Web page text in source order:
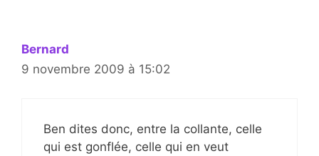
Bernard
9 novembre 2009 à 15:02
Ben dites donc, entre la collante, celle
qui est gonflée, celle qui en veut